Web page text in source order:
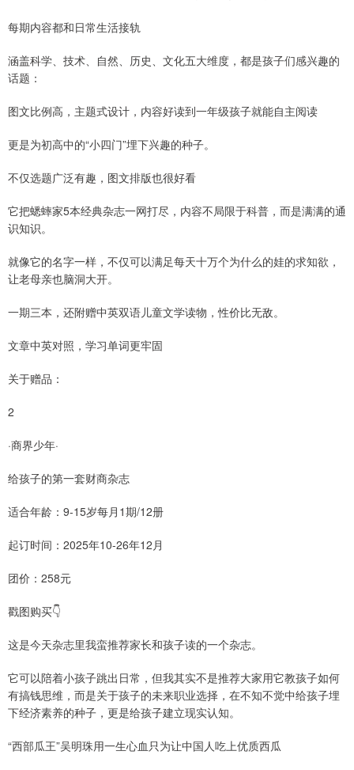
每期内容都和日常生活接轨
涵盖科学、技术、自然、历史、文化五大维度，都是孩子们感兴趣的
话题：
图文比例高，主题式设计，内容好读到一年级孩子就能自主阅读
更是为初高中的“小四门”埋下兴趣的种子。
不仅选题广泛有趣，图文排版也很好看
它把蟋蟀家5本经典杂志一网打尽，内容不局限于科普，而是满满的通
识知识。
就像它的名字一样，不仅可以满足每天十万个为什么的娃的求知欲，
让老母亲也脑洞大开。
一期三本，还附赠中英双语儿童文学读物，性价比无敌。
文章中英对照，学习单词更牢固
关于赠品：
2
·商界少年·
给孩子的第一套财商杂志
适合年龄：9-15岁每月1期/12册
起订时间：2025年10-26年12月
团价：258元
戳图购买👇
这是今天杂志里我蛮推荐家长和孩子读的一个杂志。
它可以陪着小孩子跳出日常，但我其实不是推荐大家用它教孩子如何
有搞钱思维，而是关于孩子的未来职业选择，在不知不觉中给孩子埋
下经济素养的种子，更是给孩子建立现实认知。
“西部瓜王”吴明珠用一生心血只为让中国人吃上优质西瓜